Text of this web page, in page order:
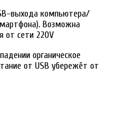
выхода компьютера/
Возможна
от сети 220V
органическое
от USB убережёт от